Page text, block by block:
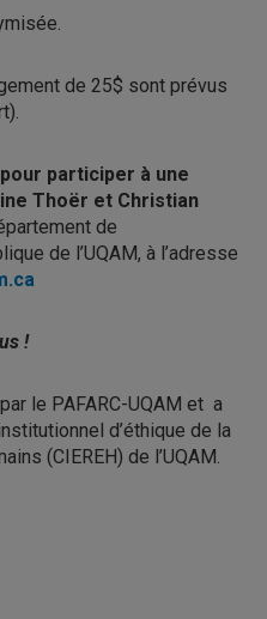
de 25$ sont prévus
participer à une
Thoër et Christian
de
de l’UQAM, à l’adresse
!
le PAFARC-UQAM et a
d’éthique de la
(CIEREH) de l’UQAM.